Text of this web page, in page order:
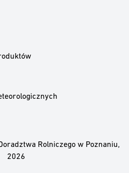
Rolniczego w Poznaniu,
2026